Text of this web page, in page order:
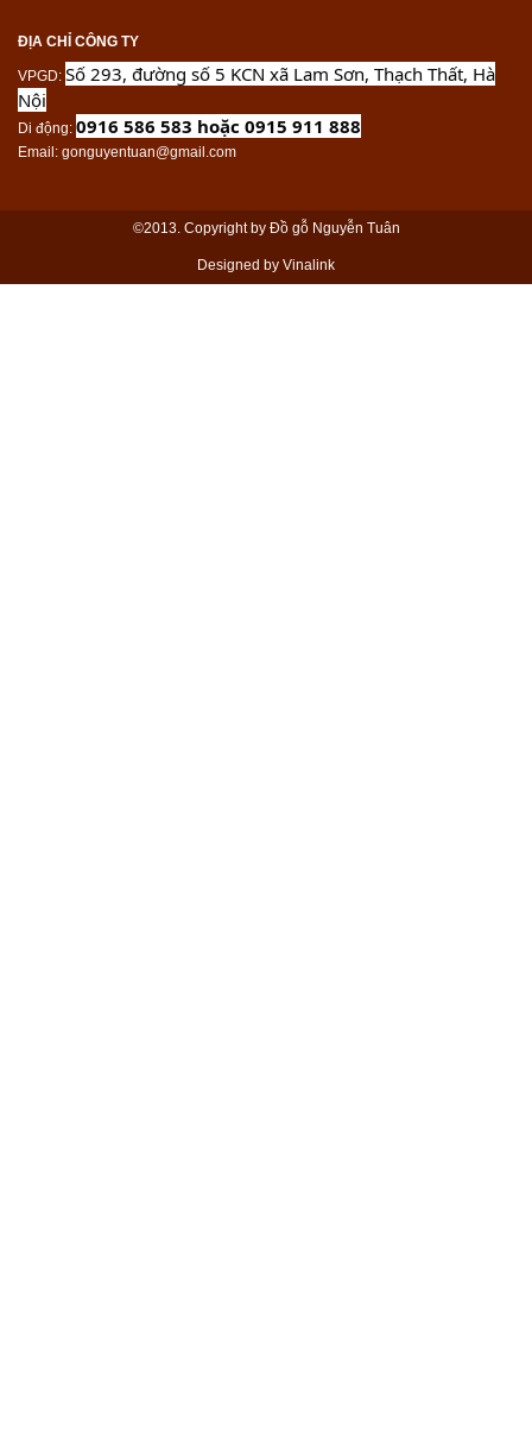
ĐỊA CHỈ CÔNG TY
VPGD: Số 293, đường số 5 KCN xã Lam Sơn, Thạch Thất, Hà
Nội
Di động: 0916 586 583 hoặc 0915 911 888
Email : gonguyentuan@gmail.com
©2013. Copyright by Đồ gỗ Nguyễn Tuân
Designed by Vinalink